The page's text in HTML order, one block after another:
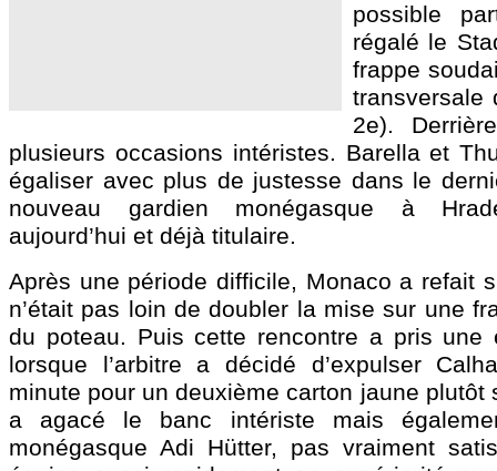
possible
régalé le
frappe
transversale
2e).
plusieurs occasions intéristes. Barella et
égaliser avec plus de justesse dans le
nouveau gardien monégasque à
aujourd’hui et déjà titulaire.
Après une période difficile, Monaco a refait
n’était pas loin de doubler la mise sur une
du poteau. Puis cette rencontre a pris une
lorsque l’arbitre a décidé d’expulser
minute pour un deuxième carton jaune plutôt
a agacé le banc intériste mais
monégasque Adi Hütter, pas vraiment